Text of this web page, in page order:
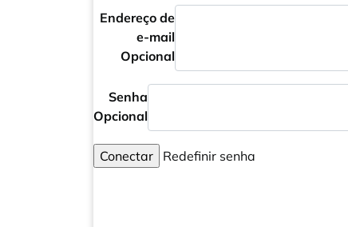
Endereço de
e-mail
Opcional
Senha
Opcional
Conectar Redefinir senha